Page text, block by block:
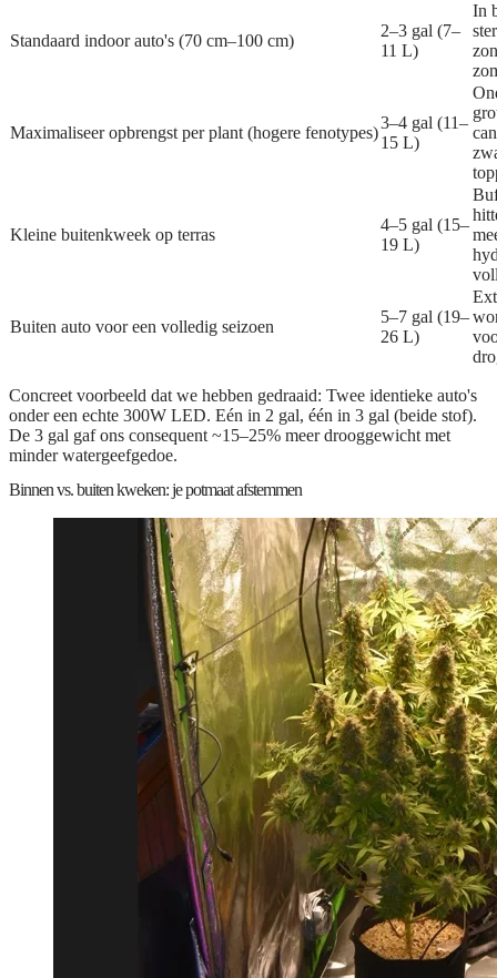
Standaard indoor auto's (70 cm–100 cm)
2–3 gal (7–
11 L)
In
Maximaliseer opbrengst per plant (hogere fenotypes)
3–4 gal (11–
15 L)
Kleine buitenkweek op terras
4–5 gal (15–
19 L)
Buiten auto voor een volledig seizoen
5–7 gal (19–
26 L)
Concreet voorbeeld dat we hebben gedraaid: Twee identieke auto's
onder een echte 300W LED. Eén in 2 gal, één in 3 gal (beide stof).
De 3 gal gaf ons consequent ~15–25% meer drooggewicht met
minder watergeefgedoe.
Binnen vs. buiten kweken: je potmaat afstemmen